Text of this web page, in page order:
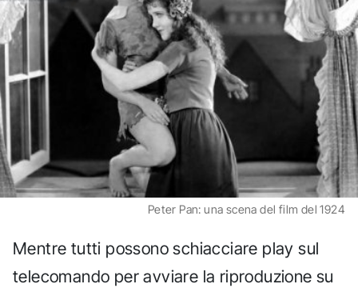
Peter Pan: una scena del film del 1924
Mentre tutti possono schiacciare play sul
telecomando per avviare la riproduzione su